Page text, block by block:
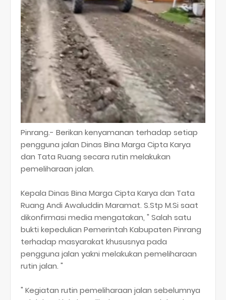
Pinrang.- Berikan kenyamanan terhadap setiap
pengguna jalan Dinas Bina Marga Cipta Karya
dan Tata Ruang secara rutin melakukan
pemeliharaan jalan.
Kepala Dinas Bina Marga Cipta Karya dan Tata
Ruang Andi Awaluddin Maramat. S.Stp M.Si saat
dikonfirmasi media mengatakan, " Salah satu
bukti kepedulian Pemerintah Kabupaten Pinrang
terhadap masyarakat khususnya pada
pengguna jalan yakni melakukan pemeliharaan
rutin jalan. "
" Kegiatan rutin pemeliharaan jalan sebelumnya